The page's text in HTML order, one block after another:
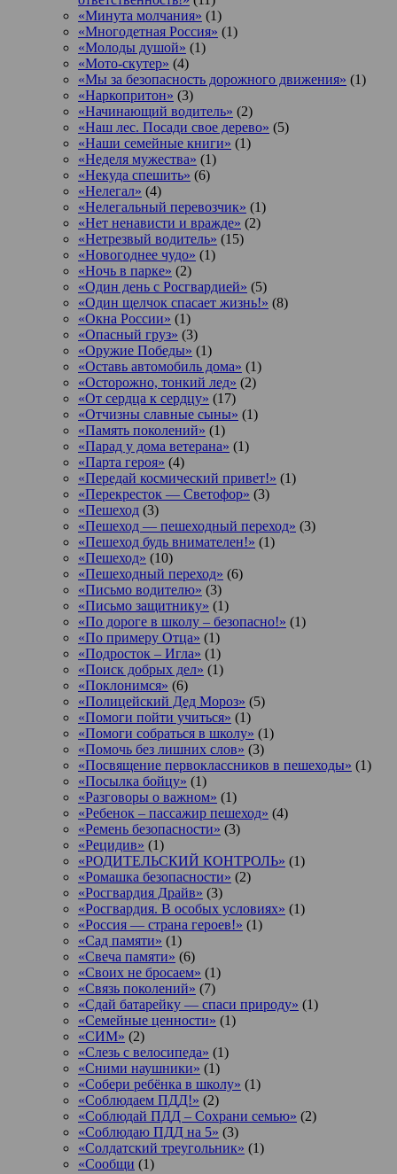
«Минута молчания» (1)
«Многодетная Россия» (1)
«Молоды душой» (1)
«Мото-скутер» (4)
«Мы за безопасность дорожного движения» (1)
«Наркопритон» (3)
«Начинающий водитель» (2)
«Наш лес. Посади свое дерево» (5)
«Наши семейные книги» (1)
«Неделя мужества» (1)
«Некуда спешить» (6)
«Нелегал» (4)
«Нелегальный перевозчик» (1)
«Нет ненависти и вражде» (2)
«Нетрезвый водитель» (15)
«Новогоднее чудо» (1)
«Ночь в парке» (2)
«Один день с Росгвардией» (5)
«Один щелчок спасает жизнь!» (8)
«Окна России» (1)
«Опасный груз» (3)
«Оружие Победы» (1)
«Оставь автомобиль дома» (1)
«Осторожно, тонкий лед» (2)
«От сердца к сердцу» (17)
«Отчизны славные сыны» (1)
«Память поколений» (1)
«Парад у дома ветерана» (1)
«Парта героя» (4)
«Передай космический привет!» (1)
«Перекресток — Светофор» (3)
«Пешеход (3)
«Пешеход — пешеходный переход» (3)
«Пешеход будь внимателен!» (1)
«Пешеход» (10)
«Пешеходный переход» (6)
«Письмо водителю» (3)
«Письмо защитнику» (1)
«По дороге в школу – безопасно!» (1)
«По примеру Отца» (1)
«Подросток ‒ Игла» (1)
«Поиск добрых дел» (1)
«Поклонимся» (6)
«Полицейский Дед Мороз» (5)
«Помоги пойти учиться» (1)
«Помоги собраться в школу» (1)
«Помочь без лишних слов» (3)
«Посвящение первоклассников в пешеходы» (1)
«Посылка бойцу» (1)
«Разговоры о важном» (1)
«Ребенок – пассажир пешеход» (4)
«Ремень безопасности» (3)
«Рецидив» (1)
«РОДИТЕЛЬСКИЙ КОНТРОЛЬ» (1)
«Ромашка безопасности» (2)
«Росгвардия Драйв» (3)
«Росгвардия. В особых условиях» (1)
«Россия — страна героев!» (1)
«Сад памяти» (1)
«Свеча памяти» (6)
«Своих не бросаем» (1)
«Связь поколений» (7)
«Сдай батарейку — спаси природу» (1)
«Семейные ценности» (1)
«СИМ» (2)
«Слезь с велосипеда» (1)
«Сними наушники» (1)
«Собери ребёнка в школу» (1)
«Соблюдаем ПДД!» (2)
«Соблюдай ПДД – Сохрани семью» (2)
«Соблюдаю ПДД на 5» (3)
«Солдатский треугольник» (1)
«Сообщи (1)